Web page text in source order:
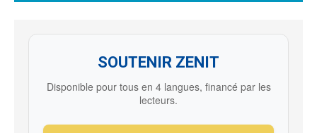
SOUTENIR ZENIT
Disponible pour tous en 4 langues, financé par les
lecteurs.